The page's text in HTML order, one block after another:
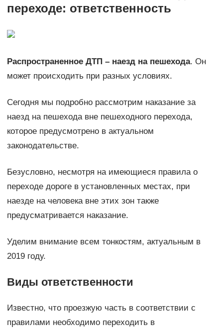
переходе: ответственность
Распространенное ДТП – наезд на пешехода. Он
может происходить при разных условиях.
Сегодня мы подробно рассмотрим наказание за
наезд на пешехода вне пешеходного перехода,
которое предусмотрено в актуальном
законодательстве.
Безусловно, несмотря на имеющиеся правила о
переходе дороге в установленных местах, при
наезде на человека вне этих зон также
предусматривается наказание.
Уделим внимание всем тонкостям, актуальным в
2019 году.
Виды ответственности
Известно, что проезжую часть в соответствии с
правилами необходимо переходить в